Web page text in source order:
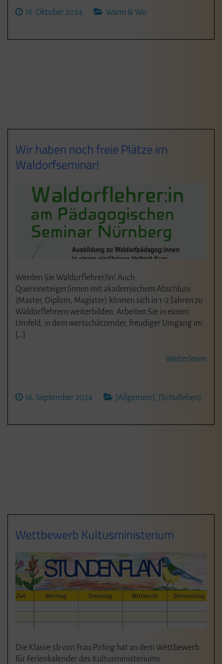
16. Oktober 2024 Wann & Wo
Wir haben noch freie Plätze im
Waldorfseminar!
Werden Sie Waldorflehrer/in! Auch
Quereinsteiger/innen mit akademischem Abschluss
(Master, Diplom, Magister) können sich in 1-2 Jahren zu
Waldorflehrern weiterbilden. Arbeiten Sie in einem
Umfeld, in dem wertschätzender, freudiger Umgang im
[…]
Weiterlesen
16. September 2024 [Allgemein] , [Schulleben]
Wettbewerb Kultusministerium
Die Klasse 5b von Frau Pirling hat an dem Wettbewerb
für Ferienkalender des Kultusministeriums